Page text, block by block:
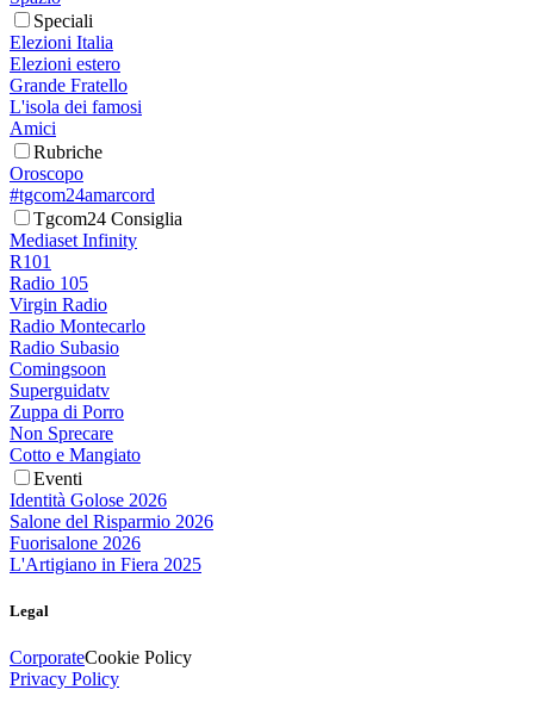
Speciali
Elezioni Italia
Elezioni estero
Grande Fratello
L'isola dei famosi
Amici
Rubriche
Oroscopo
#tgcom24amarcord
Tgcom24 Consiglia
Mediaset Infinity
R101
Radio 105
Virgin Radio
Radio Montecarlo
Radio Subasio
Comingsoon
Superguidatv
Zuppa di Porro
Non Sprecare
Cotto e Mangiato
Eventi
Identità Golose 2026
Salone del Risparmio 2026
Fuorisalone 2026
L'Artigiano in Fiera 2025
Legal
CorporateCookie Policy
Privacy Policy